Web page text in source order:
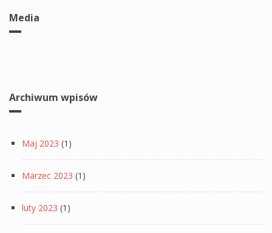
Media
Archiwum wpisów
Maj 2023 (1)
Marzec 2023 (1)
luty 2023 (1)